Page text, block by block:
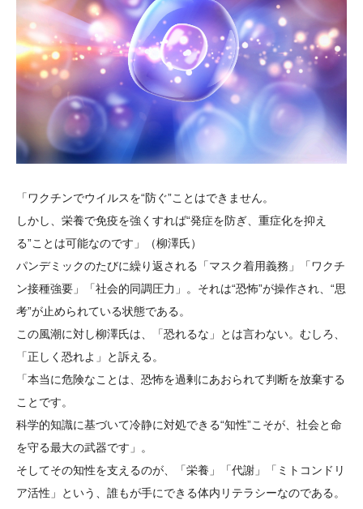
「ワクチンでウイルスを“防ぐ”ことはできません。
しかし、栄養で免疫を強くすれば“発症を防ぎ、重症化を抑え
る”ことは可能なのです」（柳澤氏）
パンデミックのたびに繰り返される「マスク着用義務」「ワクチ
ン接種強要」「社会的同調圧力」。それは“恐怖”が操作され、“思
考”が止められている状態である。
この風潮に対し柳澤氏は、「恐れるな」とは言わない。むしろ、
「正しく恐れよ」と訴える。
「本当に危険なことは、恐怖を過剰にあおられて判断を放棄する
ことです。
科学的知識に基づいて冷静に対処できる“知性”こそが、社会と命
を守る最大の武器です」。
そしてその知性を支えるのが、「栄養」「代謝」「ミトコンドリ
ア活性」という、誰もが手にできる体内リテラシーなのである。